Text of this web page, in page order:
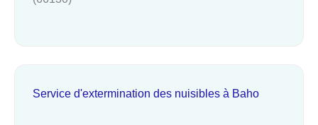
Service d'extermination des nuisibles à Baho